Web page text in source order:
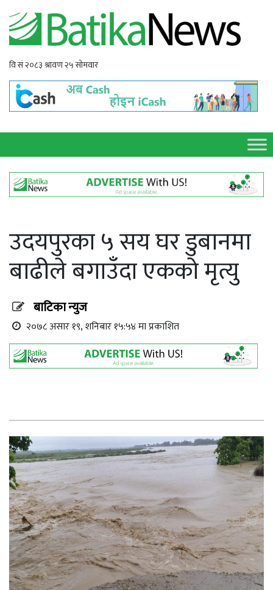
उदयपुरका ५ सय घर डुबानमा
बाढीले बगाउँदा एकको मृत्यु
बाटिका न्युज
२०७८ असार १९, शनिबार १५:५४ मा प्रकाशित